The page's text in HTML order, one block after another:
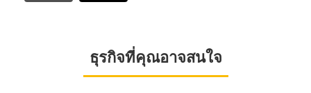
ธุรกิจที่คุณอาจสนใจ